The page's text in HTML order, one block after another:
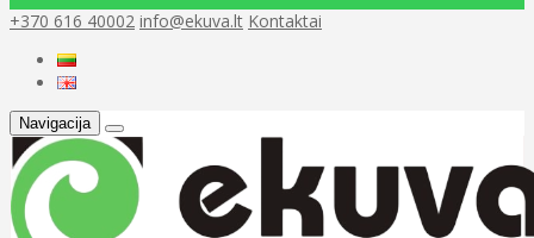
+370 616 40002 info@ekuva.lt Kontaktai
Navigacija